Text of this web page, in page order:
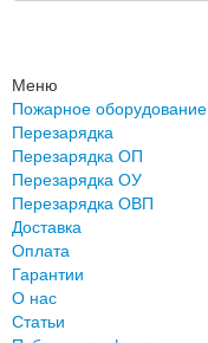
Меню
Пожарное оборудование
Перезарядка
Перезарядка ОП
Перезарядка ОУ
Перезарядка ОВП
Доставка
Оплата
Гарантии
О нас
Статьи